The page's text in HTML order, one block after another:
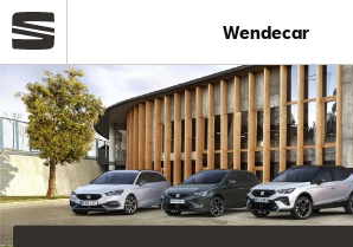
Azienda
Modelli
Wendecar